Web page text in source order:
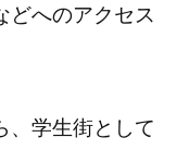
どへのアクセス
、学生街として